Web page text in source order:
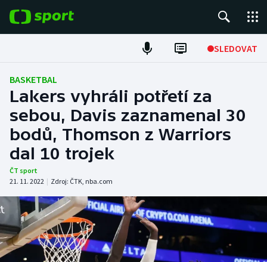
SLEDOVAT
Fotbal
Hokej
Tenis
Atletika
DALŠÍ SPORTY
Americký fotbal
NEPŘEHLÉDNĚTE
BASKETBAL
Lakers vyhráli potřetí za
sebou, Davis zaznamenal 30
bodů, Thomson z Warriors
dal 10 trojek
ČT sport
21. 11. 2022 | Zdroj: ČTK, nba.com